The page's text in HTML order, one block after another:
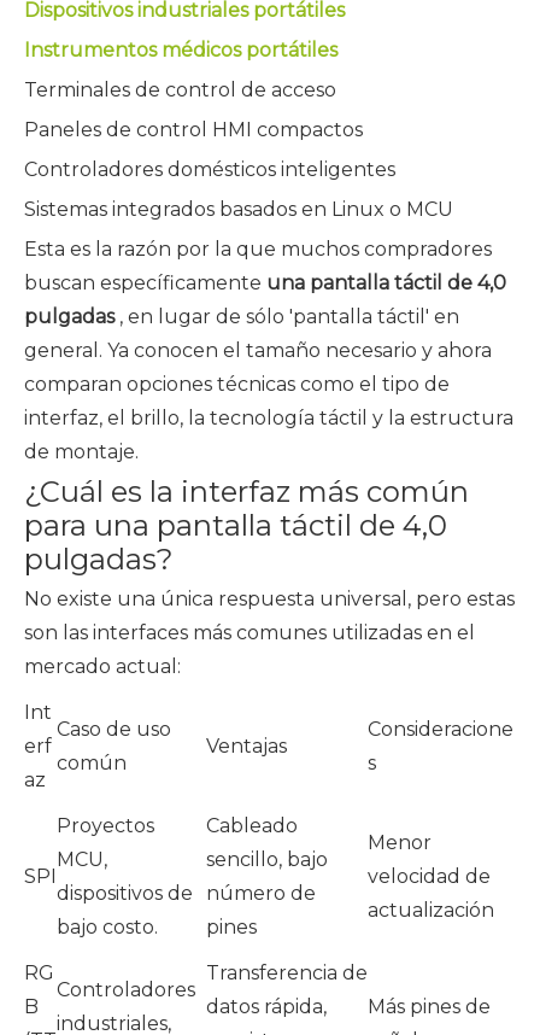
Dispositivos industriales portátiles
Instrumentos médicos portátiles
Terminales de control de acceso
Paneles de control HMI compactos
Controladores domésticos inteligentes
Sistemas integrados basados ​​en Linux o MCU
Esta es la razón por la que muchos compradores
buscan específicamente una pantalla táctil de 4,0
pulgadas , en lugar de sólo 'pantalla táctil' en
general. Ya conocen el tamaño necesario y ahora
comparan opciones técnicas como el tipo de
interfaz, el brillo, la tecnología táctil y la estructura
de montaje.
¿Cuál es la interfaz más común
para una pantalla táctil de 4,0
pulgadas?
No existe una única respuesta universal, pero estas
son las interfaces más comunes utilizadas en el
mercado actual:
Int
erf
az
Caso de uso
común
Ventajas
Consideracione
s
SPI
Proyectos
MCU,
dispositivos de
bajo costo.
Cableado
sencillo, bajo
número de
pines
Menor
velocidad de
actualización
RG
B
Controladores
industriales,
Transferencia de
datos rápida,
Más pines de